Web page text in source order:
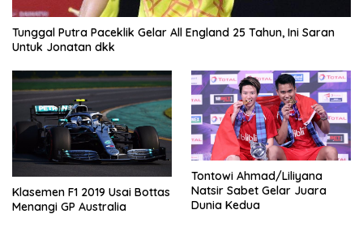
Tunggal Putra Paceklik Gelar All England 25 Tahun, Ini Saran
Untuk Jonatan dkk
Klasemen F1 2019 Usai Bottas
Menangi GP Australia
Tontowi Ahmad/Liliyana
Natsir Sabet Gelar Juara
Dunia Kedua